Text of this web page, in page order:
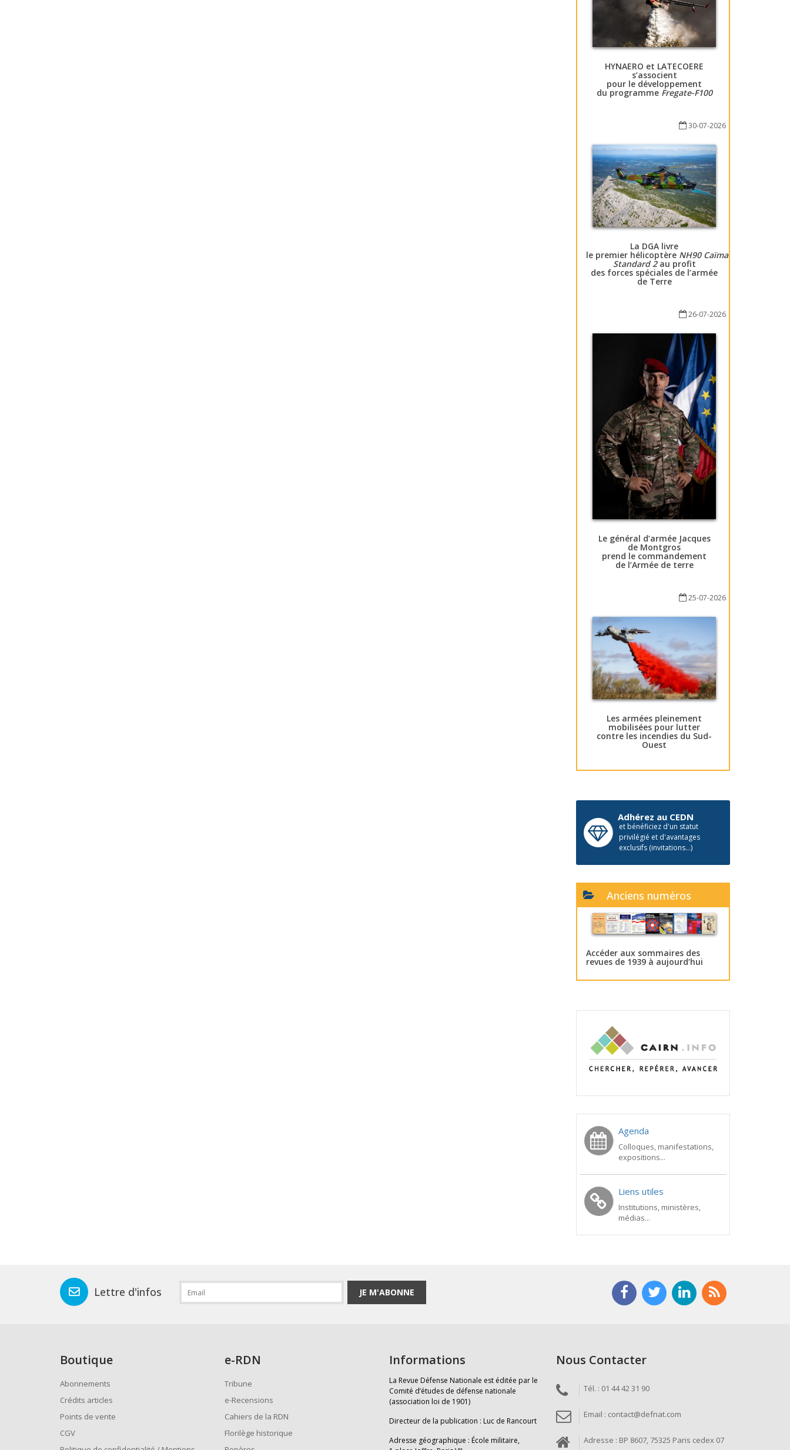
HYNAERO et LATECOERE
s’associent
pour le développement
du programme Fregate-F100
30-07-2026
La DGA livre
le premier hélicoptère NH90 Caïman
Standard 2au profit
des forces spéciales de l’armée
de Terre
26-07-2026
Le général d’armée Jacques
de Montgros
prend le commandement
de l’Armée de terre
25-07-2026
Les armées pleinement
mobilisées pour lutter
contre les incendies du Sud-
Ouest
Adhérez au CEDN
et bénéficiez d'un statut
privilégié et d'avantages
exclusifs (invitations...)
Anciens numéros
Accéder aux sommaires des
revues de 1939 à aujourd’hui
Agenda
Colloques, manifestations,
expositions...
Liens utiles
Institutions, ministères,
médias...
Lettre d'infos JE M'ABONNE
Boutique
Abonnements
Crédits articles
Points de vente
CGV
e-RDN
Tribune
e-Recensions
Cahiers de la RDN
Florilège historique
Informations
La Revue Défense Nationale est éditée par le
Comité d’études de défense nationale
(association loi de 1901)
Directeur de la publication : Luc de Rancourt
Adresse géographique : École militaire,
Nous Contacter
Tél. : 01 44 42 31 90
Email : contact@defnat.com
Adresse : BP 8607, 75325 Paris cedex 07